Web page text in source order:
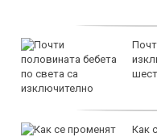
Как